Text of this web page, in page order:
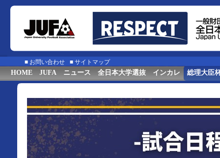
■ お問い合わせ ■ サイトマップ
HOME JUFA ニュース 全日本大学選抜 インカレ 総理大臣